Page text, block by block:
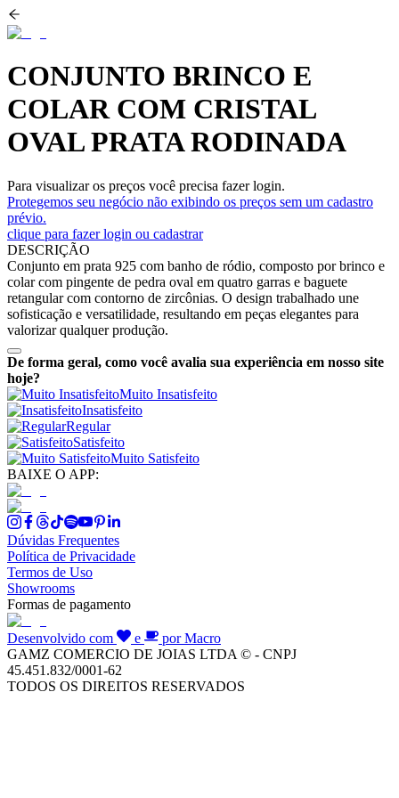
CONJUNTO BRINCO E
COLAR COM CRISTAL
OVAL PRATA RODINADA
Para visualizar os preços você precisa fazer login.
Protegemos seu negócio não exibindo os preços sem um cadastro
prévio.
clique para fazer login ou cadastrar
DESCRIÇÃO
Conjunto em prata 925 com banho de ródio, composto por brinco e
colar com pingente de pedra oval em quatro garras e baguete
retangular com contorno de zircônias. O design trabalhado une
sofisticação e versatilidade, resultando em peças elegantes para
valorizar qualquer produção.
De forma geral, como você avalia sua experiência em nosso site
hoje?
Muito Insatisfeito
Insatisfeito
Regular
Satisfeito
Muito Satisfeito
BAIXE O APP:
Dúvidas Frequentes
Política de Privacidade
Termos de Uso
Showrooms
Formas de pagamento
Desenvolvido com e
por Macro
GAMZ COMERCIO DE JOIAS LTDA © - CNPJ
45.451.832/0001-62
TODOS OS DIREITOS RESERVADOS